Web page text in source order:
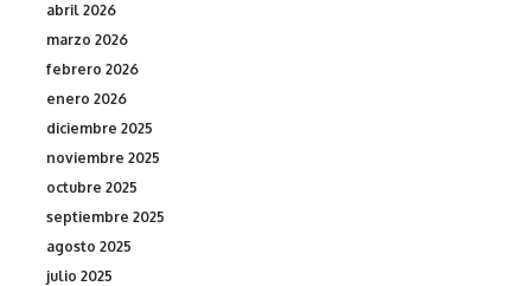
abril 2026
marzo 2026
febrero 2026
enero 2026
diciembre 2025
noviembre 2025
octubre 2025
septiembre 2025
agosto 2025
julio 2025